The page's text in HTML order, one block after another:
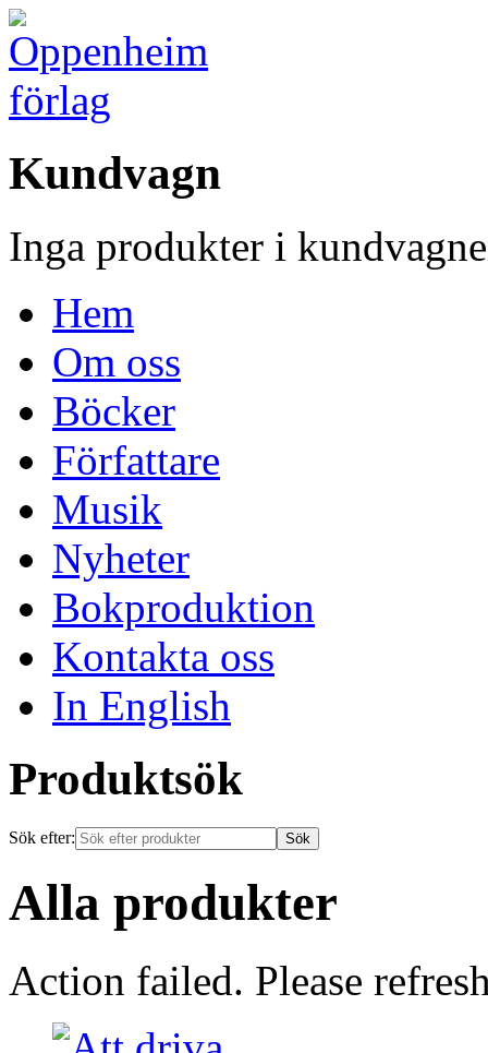
Kundvagn
Inga produkter i
Hem
Om oss
Böcker
Författare
Musik
Nyheter
Bokproduktion
Kontakta oss
In English
Produktsök
Sök efter:
Alla produkter
Action failed. Please